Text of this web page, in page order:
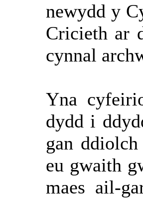
newydd y
Cricieth ar
cynnal
Yna
dydd i
gan
eu gwaith
maes ail-